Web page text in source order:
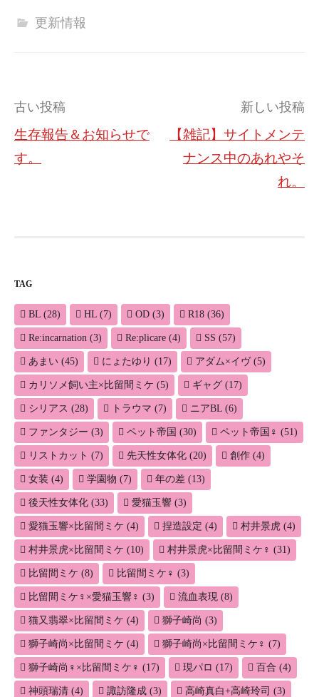
更新情報
投
稿
ナ
ョ
ン
古い投稿
生存報告＆お知らせで
す。
新しい投稿
【雑記】サイトメンテ
ナンス中のあれやそ
れ。
TAG
BL (28) HL (7) OD (3) R18 (36)
Re:incarnation (3) Re:plicare (4) SS (57)
あまい (45) にょたゆり (17) アダム×イヴ(5)
カリソメ飼い主×比留間ミケ (5) ギャグ (17)
シリアス (28) トラウマ (7) ニアBL (6)
ファンタジー (3) ペット帝国 (30) ペット帝国♀ (51)
リストカット (7) 先天性女体化 (20) 創作 (4)
女装 (4) 学園物 (7) 年の差 (13)
後天性女体化 (33) 愛猫玉響 (3)
愛猫玉響×比留間ミケ (4) 捏造設定 (4) 村井景虎 (4)
村井景虎×比留間ミケ (10) 村井景虎×比留間ミケ♀ (31)
比留間ミケ (8) 比留間ミケ♀ (3)
比留間ミケ♀×愛猫玉響♀ (3) 流血表現 (8)
猫又翡翠×比留間ミケ (4) 獅子崎尚 (3)
獅子崎尚×比留間ミケ (4) 獅子崎尚×比留間ミケ♀ (7)
獅子崎尚♀×比留間ミケ♀ (17) 現パロ (17) 百合 (4)
神頭瑞清 (4) 諏訪隆成 (3) 高崎真白+高崎玲司 (3)